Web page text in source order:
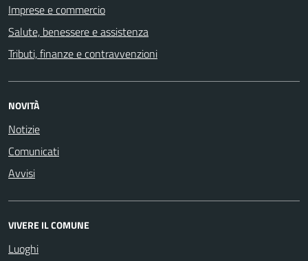
Imprese e commercio
Salute, benessere e assistenza
Tributi, finanze e contravvenzioni
NOVITÀ
Notizie
Comunicati
Avvisi
VIVERE IL COMUNE
Luoghi